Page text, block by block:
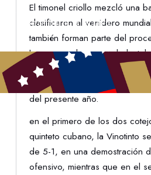
PROTECCIÓN DE LA INFANCIA
El timonel criollo mezcló una
clasificaron al venidero
también forman parte del
hacerse un lugar en el plantel
Uzbekistán a disputar la
estará realizado del 14 de
del presente año.
en el primero de los dos
quinteto cubano, la Vinotinto
de 5-1, en una demostración
ofensivo, mientras que en el